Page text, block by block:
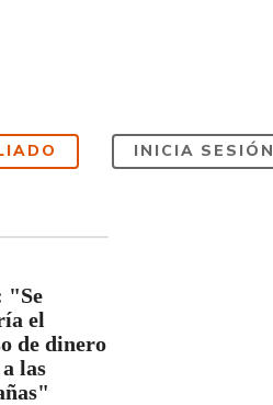
INICIA SESIÓN
"Se
el
de dinero
las